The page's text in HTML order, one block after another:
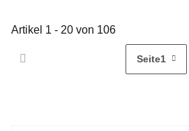
Artikel 1 - 20 von 106
Seite1